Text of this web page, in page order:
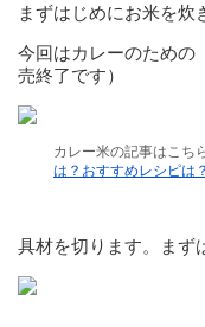
まずはじめにお米を炊
今回はカレーのための
売終了です）
カレー米の記事はこち
は？おすすめレシピは
具材を切ります。まず